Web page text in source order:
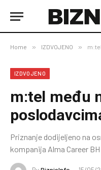
Home » IZDVOJENO » m:tel
IZDVOJENO
m:tel među
Priznanje dodijeljeno na
kompanija Alma Career BH